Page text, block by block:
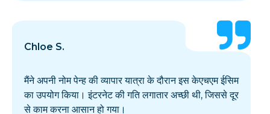
Chloe S.
मैंने अपनी नोम पेन्ह की व्यापार यात्रा के दौरान इस केएचएम ईसिम
का उपयोग किया। इंटरनेट की गति लगातार अच्छी थी, जिससे दूर
से काम करना आसान हो गया।